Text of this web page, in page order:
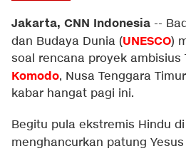
Jakarta, CNN Indonesia --
dan Budaya Dunia (UNESCO)
soal rencana proyek ambisius
Komodo, Nusa Tenggara
kabar hangat pagi ini.
Begitu pula ekstremis Hindu
menghancurkan patung